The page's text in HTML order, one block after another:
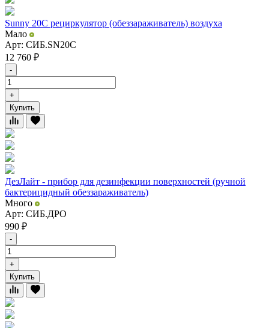
Sunny 20C рециркулятор (обеззараживатель) воздуха
Мало
Арт: СИБ.SN20С
12 760 ₽
-
+
Купить
ДезЛайт - прибор для дезинфекции поверхностей (ручной
бактерицидный обеззараживатель)
Много
Арт: СИБ.ДРО
990 ₽
-
+
Купить